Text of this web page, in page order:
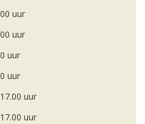
uur
uur
uur
uur
uur
uur